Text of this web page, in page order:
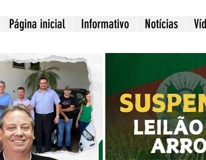
Página inicial Informativo Notícias